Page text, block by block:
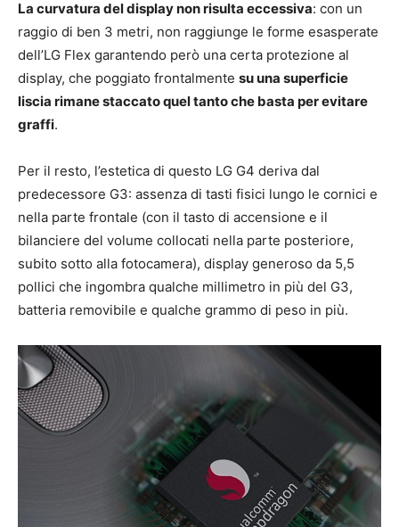
La curvatura del display non risulta eccessiva: con un
raggio di ben 3 metri, non raggiunge le forme esasperate
dell’LG Flex garantendo però una certa protezione al
display, che poggiato frontalmente su una superficie
liscia rimane staccato quel tanto che basta per evitare
graffi.
Per il resto, l’estetica di questo LG G4 deriva dal
predecessore G3: assenza di tasti fisici lungo le cornici e
nella parte frontale (con il tasto di accensione e il
bilanciere del volume collocati nella parte posteriore,
subito sotto alla fotocamera), display generoso da 5,5
pollici che ingombra qualche millimetro in più del G3,
batteria removibile e qualche grammo di peso in più.